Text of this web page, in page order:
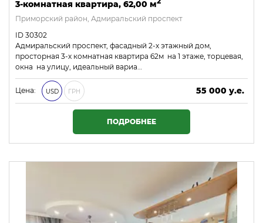
3-комнатная квартира, 62,00 м
Приморский район, Адмиральский проспект
ID 30302
Адмиральский проспект, фасадный 2-х этажный дом,
просторная 3-х комнатная квартира 62м на 1 этаже, торцевая,
окна на улицу, идеальный вариа…
Цена: USD ГРН
55 000 у.е.
2 365 000 ₴
ПОДРОБНЕЕ